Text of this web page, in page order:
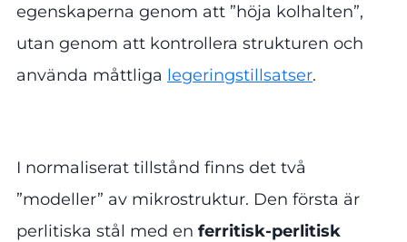
egenskaperna genom att ”höja kolhalten”,
utan genom att kontrollera strukturen och
använda måttliga legeringstillsatser.
I normaliserat tillstånd finns det två
”modeller” av mikrostruktur. Den första är
perlitiska stål med en ferritisk-perlitisk